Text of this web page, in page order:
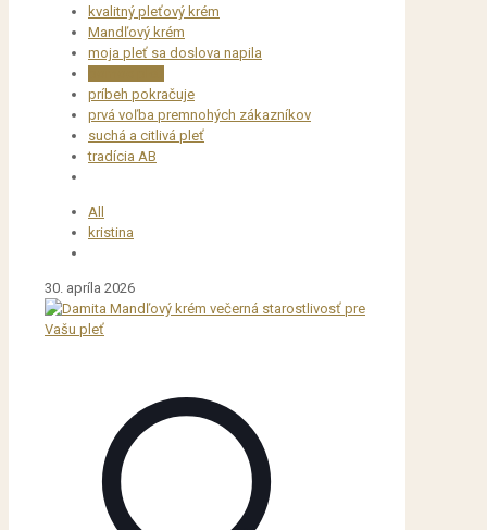
kvalitný pleťový krém
Mandľový krém
moja pleť sa doslova napila
príbeh pokračuje
prvá voľba premnohých zákazníkov
suchá a citlivá pleť
tradícia AB
All
kristina
30. apríla 2026